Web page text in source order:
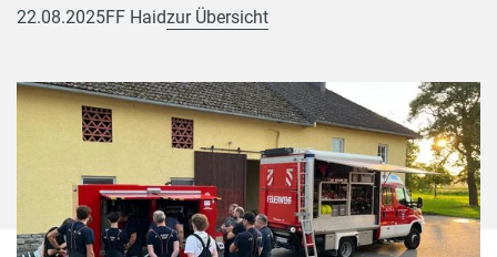
22.08.2025FF Haidzur Übersicht